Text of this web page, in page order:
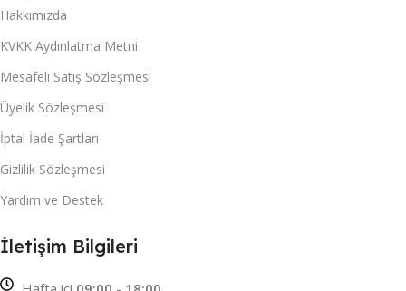
Hakkımızda
KVKK Aydınlatma Metni
Mesafeli Satış Sözleşmesi
Üyelik Sözleşmesi
İptal İade Şartları
Gizlilik Sözleşmesi
Yardım ve Destek
İletişim Bilgileri